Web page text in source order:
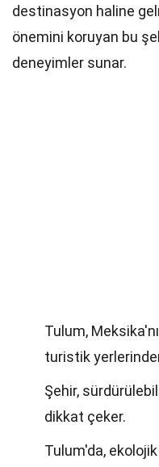
destinasyon haline
önemini koruyan bu
deneyimler sunar.
Tulum,
turistik
Şehir,
dikkat çeker.
Tulum'da,